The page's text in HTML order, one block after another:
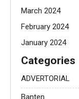
March 2024
February 2024
January 2024
Categories
ADVERTORIAL
Banten